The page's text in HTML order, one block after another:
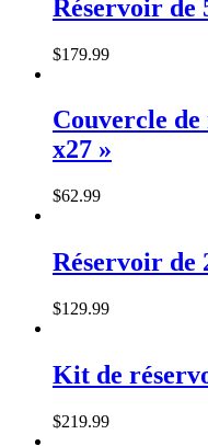
Réservoir de
$179.99
Couvercle
x27 »
$62.99
Réservoir de
$129.99
Kit de
$219.99